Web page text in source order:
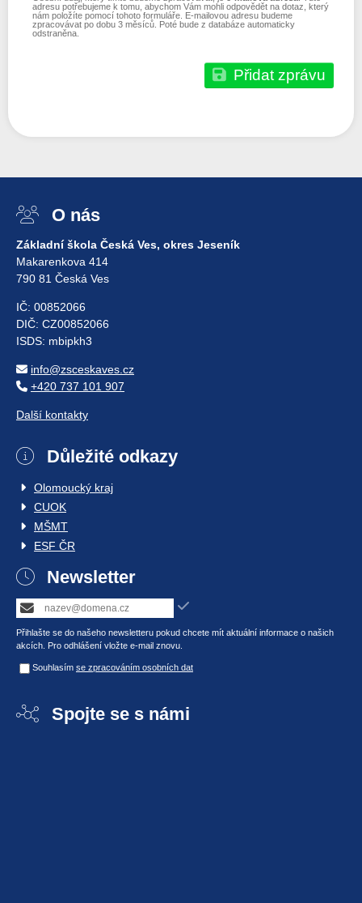
adresu potřebujeme k tomu, abychom Vám mohli odpovědět na dotaz, který
nám položíte pomocí tohoto formuláře. E-mailovou adresu budeme
zpracovávat po dobu 3 měsíců. Poté bude z databáze automaticky
odstraněna.
Přidat zprávu
O nás
Základní škola Česká Ves, okres Jeseník
Makarenkova 414
790 81 Česká Ves
IČ: 00852066
DIČ: CZ00852066
ISDS: mbipkh3
info@zsceskaves.cz
+420 737 101 907
Další kontakty
Důležité odkazy
Olomoucký kraj
CUOK
MŠMT
ESF ČR
Newsletter
Přihlašte se do našeho newsletteru pokud chcete mít aktuální informace o našich
akcích. Pro odhlášení vložte e-mail znovu.
Souhlasím se zpracováním osobních dat
Spojte se s námi